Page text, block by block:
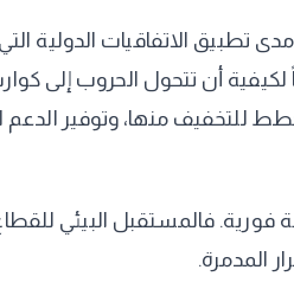
الاتفاقيات الدولية التي
أن تتحول الحروب إلى
للتخفيف منها، وتوفير الدعم
فورية. فالمستقبل البيئي
المدمرة.